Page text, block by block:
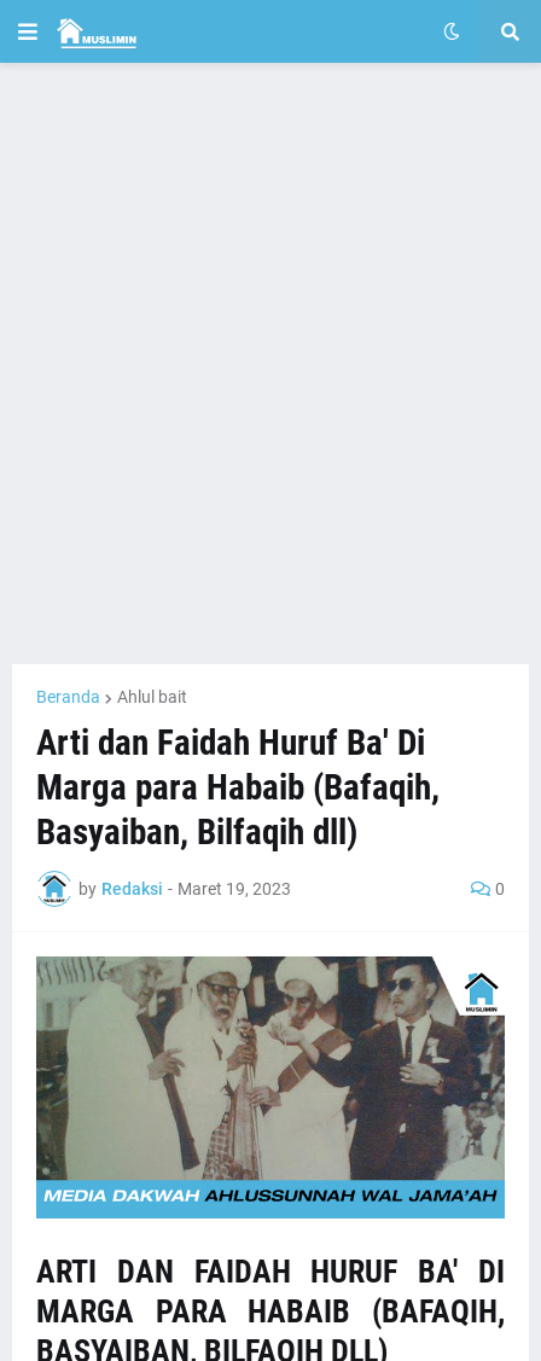
Beranda Ahlul bait
Arti dan Faidah Huruf Ba' Di
Marga para Habaib (Bafaqih,
Basyaiban, Bilfaqih dll)
by Redaksi - Maret 19, 2023 0
ARTI DAN FAIDAH HURUF BA' DI
MARGA PARA HABAIB (BAFAQIH,
BASYAIBAN, BILFAQIH DLL)